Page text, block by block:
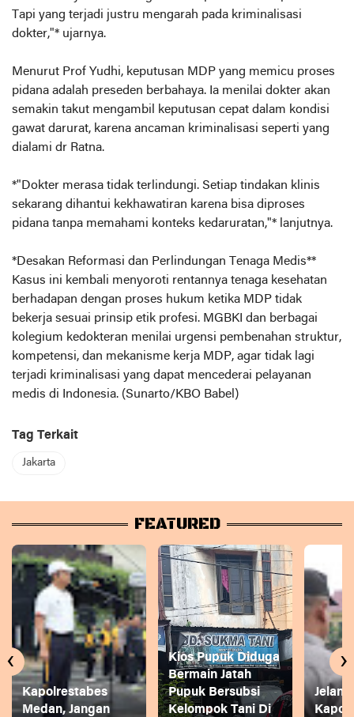
Tapi yang terjadi justru mengarah pada kriminalisasi
dokter,"* ujarnya.
Menurut Prof Yudhi, keputusan MDP yang memicu proses
pidana adalah preseden berbahaya. Ia menilai dokter akan
semakin takut mengambil keputusan cepat dalam kondisi
gawat darurat, karena ancaman kriminalisasi seperti yang
dialami dr Ratna.
*"Dokter merasa tidak terlindungi. Setiap tindakan klinis
sekarang dihantui kekhawatiran karena bisa diproses
pidana tanpa memahami konteks kedaruratan,"* lanjutnya.
*Desakan Reformasi dan Perlindungan Tenaga Medis**
Kasus ini kembali menyoroti rentannya tenaga kesehatan
berhadapan dengan proses hukum ketika MDP tidak
bekerja sesuai prinsip etik profesi. MGBKI dan berbagai
kolegium kedokteran menilai urgensi pembenahan struktur,
kompetensi, dan mekanisme kerja MDP, agar tidak lagi
terjadi kriminalisasi yang dapat mencederai pelayanan
medis di Indonesia. (Sunarto/KBO Babel)
Tag Terkait
Jakarta
FEATURED
Kapolrestabes
Medan, Jangan
Kios Pupuk Diduga
Bermain Jatah
Pupuk Bersubsi
Kelompok Tani Di
‹ ›